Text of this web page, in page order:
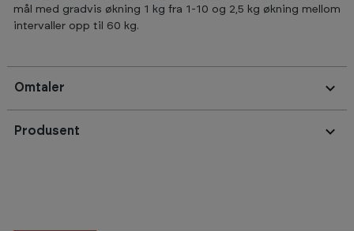
mål med gradvis økning 1 kg fra 1-10 og 2,5 kg økning mellom
intervaller opp til 60 kg.
Omtaler
Produsent